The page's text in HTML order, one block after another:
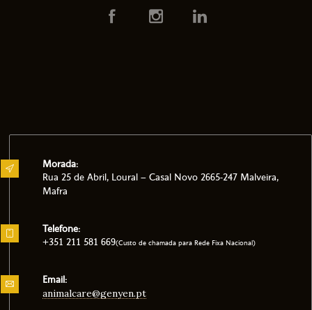
Morada:
Rua 25 de Abril, Loural – Casal Novo 2665-247 Malveira,
Mafra
Telefone:
+351 211 581 669(Custo de chamada para Rede Fixa Nacional)
Email:
animalcare@genyen.pt